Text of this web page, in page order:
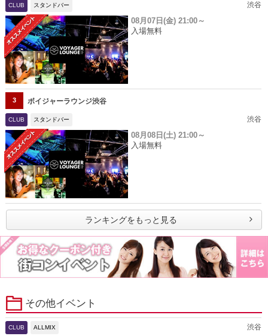
CLUB スタンドバー 渋谷
08月07日(金) 21:00～
入場無料
3 ボイジャーラウンジ渋谷
CLUB スタンドバー 渋谷
08月08日(土) 21:00～
入場無料
ランキングをもっと見る
その他イベント
CLUB ALLMIX
渋谷